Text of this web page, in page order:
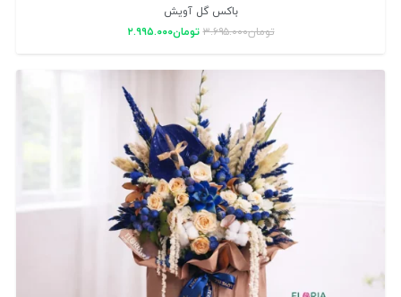
باکس گل آویش
تومان۳.۶۹۵.۰۰۰ تومان۲.۹۹۵.۰۰۰